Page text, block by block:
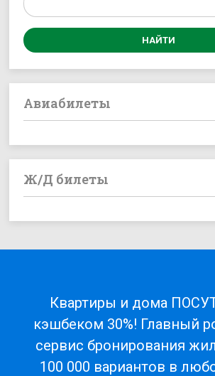
Авиабилеты
Ж/Д билеты
Квартиры и дома
кэшбеком 30%! Главный
сервис бронирования
100 000 вариантов в